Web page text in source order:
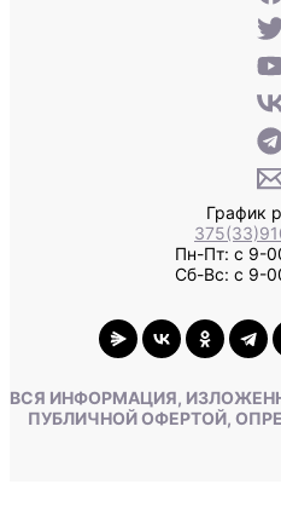
График
Пн-Пт: с 9-
Сб-Вс: с 9-
ВСЯ ИНФОРМАЦИЯ,
ПУБЛИЧНОЙ ОФЕРТОЙ,